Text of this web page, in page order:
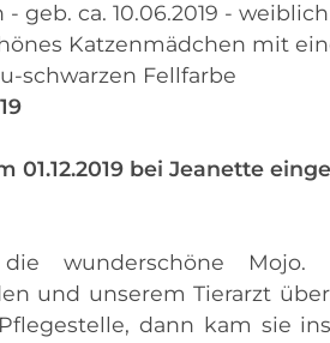
- geb. ca. 10.06.2019 -
Katzenmädchen mit
schwarzen Fellfarbe
01.12.2019 bei Jeanette
wunderschöne Mojo.
und unserem Tierarzt
dann kam sie